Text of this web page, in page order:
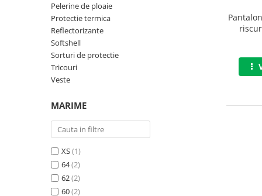
Pantaloni scurti
Pelerine de ploaie
Protectie termica
Reflectorizante
Sorturi de protectie
Lucru la Inaltime
Pelerine de ploaie
Protectie termica
Reflectorizante
Softshell
Sorturi de protectie
Tricouri
Veste
MARIME
XS(1)
64(2)
62(2)
60(2)